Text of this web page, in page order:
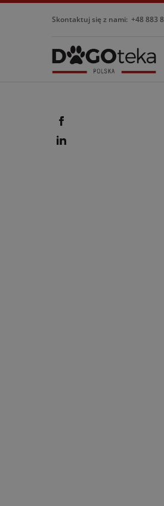
Skontaktuj się z nami: +48 883